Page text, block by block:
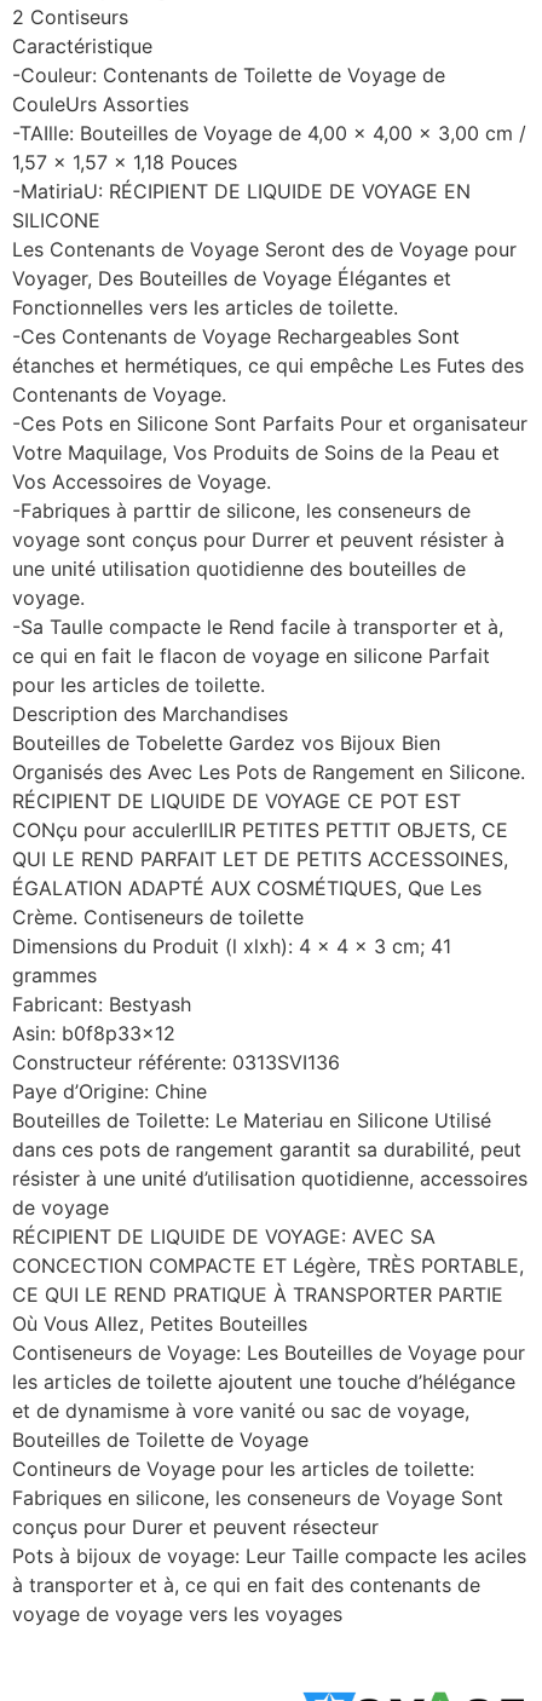
2 Contiseurs
Caractéristique
-Couleur: Contenants de Toilette de Voyage de
CouleUrs Assorties
-TAIlle: Bouteilles de Voyage de 4,00 x 4,00 x 3,00 cm /
1,57 x 1,57 x 1,18 Pouces
-MatiriaU: RÉCIPIENT DE LIQUIDE DE VOYAGE EN
SILICONE
Les Contenants de Voyage Seront des de Voyage pour
Voyager, Des Bouteilles de Voyage Élégantes et
Fonctionnelles vers les articles de toilette.
-Ces Contenants de Voyage Rechargeables Sont
étanches et hermétiques, ce qui empêche Les Futes des
Contenants de Voyage.
-Ces Pots en Silicone Sont Parfaits Pour et organisateur
Votre Maquilage, Vos Produits de Soins de la Peau et
Vos Accessoires de Voyage.
-Fabriques à parttir de silicone, les conseneurs de
voyage sont conçus pour Durrer et peuvent résister à
une unité utilisation quotidienne des bouteilles de
voyage.
-Sa Taulle compacte le Rend facile à transporter et à,
ce qui en fait le flacon de voyage en silicone Parfait
pour les articles de toilette.
Description des Marchandises
Bouteilles de Tobelette Gardez vos Bijoux Bien
Organisés des Avec Les Pots de Rangement en Silicone.
RÉCIPIENT DE LIQUIDE DE VOYAGE CE POT EST
CONçu pour acculerIlLIR PETITES PETTIT OBJETS, CE
QUI LE REND PARFAIT LET DE PETITS ACCESSOINES,
ÉGALATION ADAPTÉ AUX COSMÉTIQUES, Que Les
Crème. Contiseneurs de toilette
Dimensions du Produit (l xlxh): 4 x 4 x 3 cm; 41
grammes
Fabricant: Bestyash
Asin: b0f8p33x12
Constructeur référente: 0313SVI136
Paye d’Origine: Chine
Bouteilles de Toilette: Le Materiau en Silicone Utilisé
dans ces pots de rangement garantit sa durabilité, peut
résister à une unité d’utilisation quotidienne, accessoires
de voyage
RÉCIPIENT DE LIQUIDE DE VOYAGE: AVEC SA
CONCECTION COMPACTE ET Légère, TRÈS PORTABLE,
CE QUI LE REND PRATIQUE À TRANSPORTER PARTIE
Où Vous Allez, Petites Bouteilles
Contiseneurs de Voyage: Les Bouteilles de Voyage pour
les articles de toilette ajoutent une touche d’hélégance
et de dynamisme à vore vanité ou sac de voyage,
Bouteilles de Toilette de Voyage
Contineurs de Voyage pour les articles de toilette:
Fabriques en silicone, les conseneurs de Voyage Sont
conçus pour Durer et peuvent résecteur
Pots à bijoux de voyage: Leur Taille compacte les aciles
à transporter et à, ce qui en fait des contenants de
voyage de voyage vers les voyages